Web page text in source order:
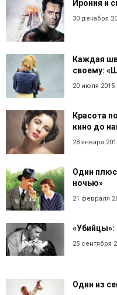
Ирония и
30 декабря
Каждая
своему:
20 июля 2015
Красота
кино до
28 января
Один
ночью»
21 февраля
«Убийцы»:
25 сентября
Один из